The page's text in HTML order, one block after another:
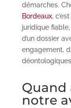
démarches.
Bordeaux,
juridique
d’un dossier
engagement,
Quand
notre